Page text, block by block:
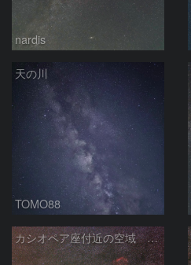
nardis
天の川
TOMO88
カシオペア座付近の空域 260720